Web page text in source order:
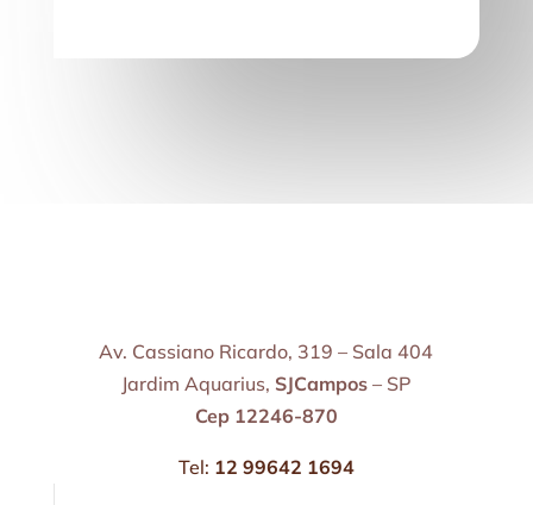
Av. Cassiano Ricardo, 319 – Sala 404
Jardim Aquarius, SJCampos – SP
Cep 12246-870
Tel: 12 99642 1694